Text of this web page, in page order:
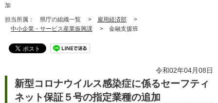
加
担当所属： 県庁の組織一覧 > 雇用経済部 >
中小企業・サービス産業振興課 > 金融支援班
令和02年04月08日
新型コロナウイルス感染症に係るセーフティ
ネット保証５号の指定業種の追加